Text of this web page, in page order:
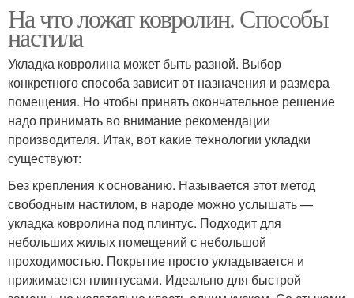
На что ложат ковролин. Способы
настила
Укладка ковролина может быть разной. Выбор
конкретного способа зависит от назначения и размера
помещения. Но чтобы принять окончательное решение
надо принимать во внимание рекомендации
производителя. Итак, вот какие технологии укладки
существуют:
Без крепления к основанию. Называется этот метод
свободным настилом, в народе можно услышать —
укладка ковролина под плинтус. Подходит для
небольших жилых помещений с небольшой
проходимостью. Покрытие просто укладывается и
прижимается плинтусами. Идеально для быстрой